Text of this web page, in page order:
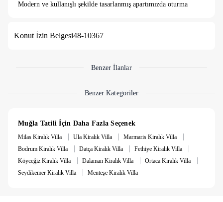
Modern ve kullanışlı şekilde tasarlanmış apartımızda oturma
Geniş ortak havuzu sayesinde hem serinleyebilir hem de keyifli
hava eşliğinde rahatlayabilirsiniz.
Konut İzin Belgesi48-10367
Benzer İlanlar
Benzer Kategoriler
Muğla Tatili İçin Daha Fazla Seçenek
Milas Kiralık Villa | Ula Kiralık Villa | Marmaris Kiralık Villa |
Bodrum Kiralık Villa | Datça Kiralık Villa | Fethiye Kiralık Villa |
Köyceğiz Kiralık Villa | Dalaman Kiralık Villa | Ortaca Kiralık Villa |
Seydikemer Kiralık Villa | Menteşe Kiralık Villa